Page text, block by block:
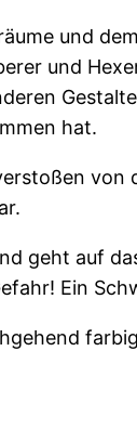
und
und
hat.
von
geht auf
Ein